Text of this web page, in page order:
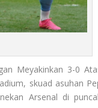
Meyakinkan 3-0
skuad asuhan
Arsenal di